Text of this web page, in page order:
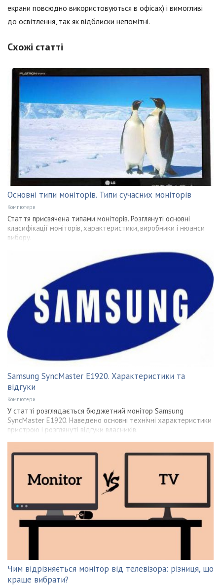
екрани повсюдно використовуються в офісах) і вимогливі
до освітлення, так як відблиски непомітні.
Схожі статті
Основні типи моніторів. Типи сучасних моніторів
Компютери
Стаття присвячена типами моніторів. Розглянуті основні
класифікації моніторів, характеристики, виробники і нюанси
вибору.
Samsung SyncMaster E1920. Характеристики та
відгуки
Компютери
У статті розглядається бюджетний монітор Samsung
SyncMaster E1920. Наведено основні технічні характеристики
пристрою і розглянуті відгуки власників.
Чим відрізняється монітор від телевізора: різниця, що
краще вибрати?